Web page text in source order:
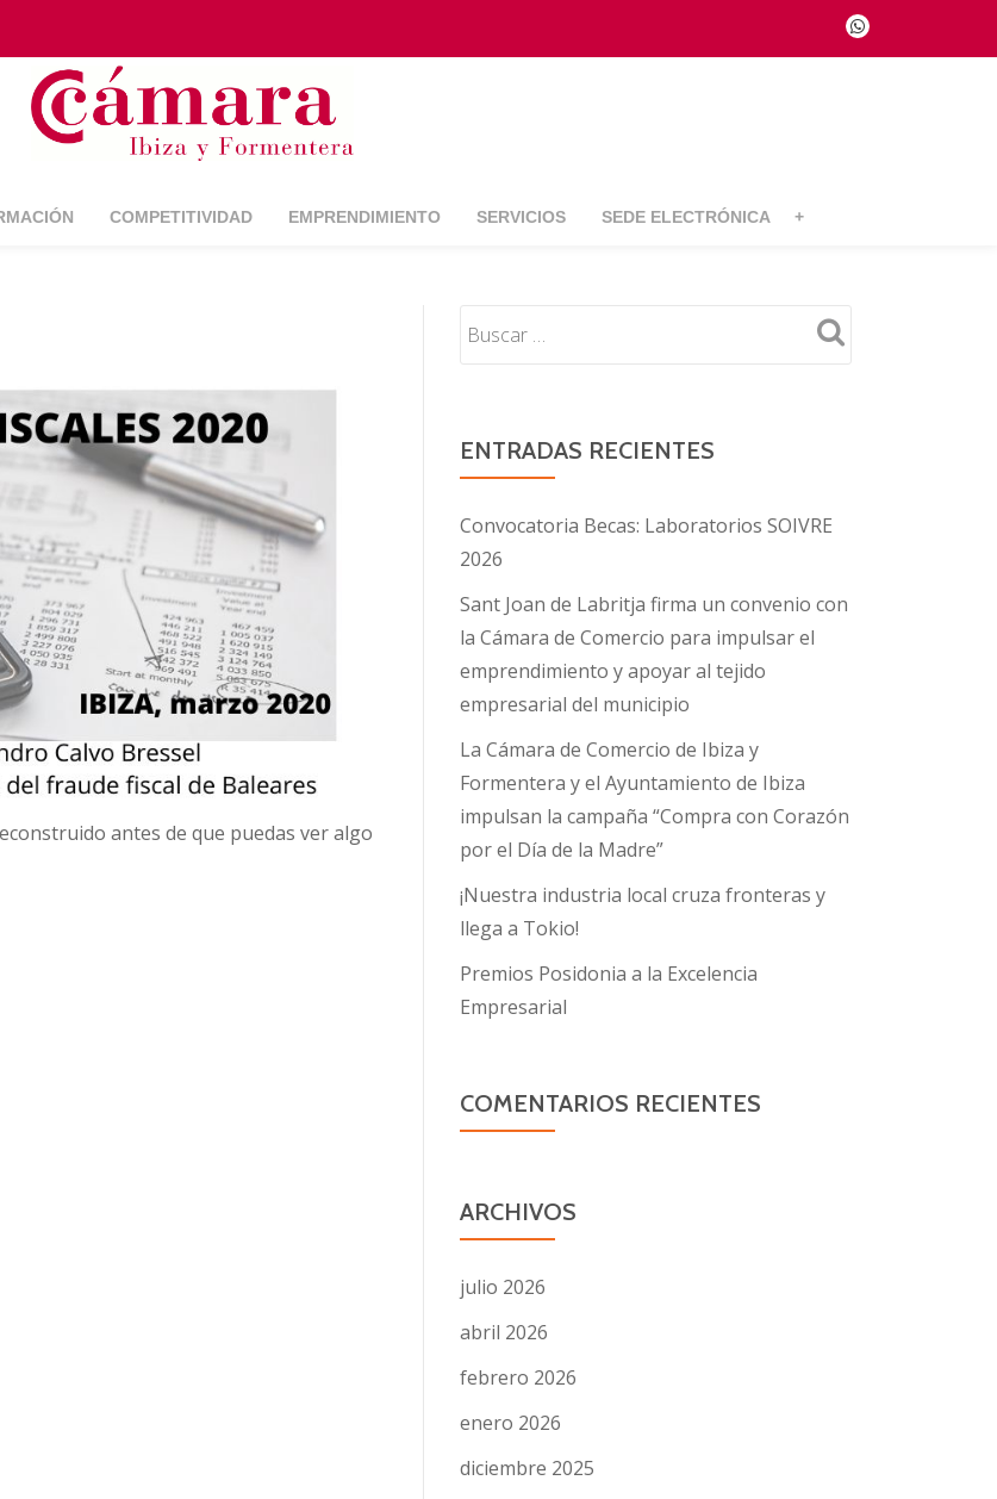
fa-
whatsapp
COMPETITIVIDAD EMPRENDIMIENTO SERVICIOS SEDE ELECTRÓNICA +
antes de que puedas ver algo
ENTRADAS RECIENTES
Convocatoria Becas: Laboratorios SOIVRE
2026
Sant Joan de Labritja firma un convenio con
la Cámara de Comercio para impulsar el
emprendimiento y apoyar al tejido
empresarial del municipio
La Cámara de Comercio de Ibiza y
Formentera y el Ayuntamiento de Ibiza
impulsan la campaña “Compra con Corazón
por el Día de la Madre”
¡Nuestra industria local cruza fronteras y
llega a Tokio!
Premios Posidonia a la Excelencia
Empresarial
COMENTARIOS RECIENTES
ARCHIVOS
julio 2026
abril 2026
febrero 2026
enero 2026
diciembre 2025